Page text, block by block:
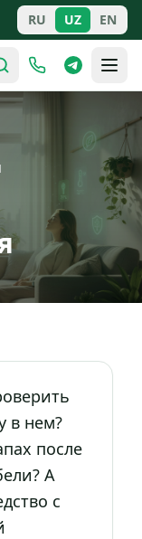
RU UZ EN
в нем?
после
А
с